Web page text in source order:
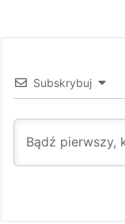
Subskrybuj